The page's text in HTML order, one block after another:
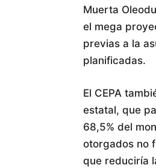
Muerta
el mega
previas a la
planificadas.
El CEPA
estatal, que
68,5% del
otorgados no
que reduciría